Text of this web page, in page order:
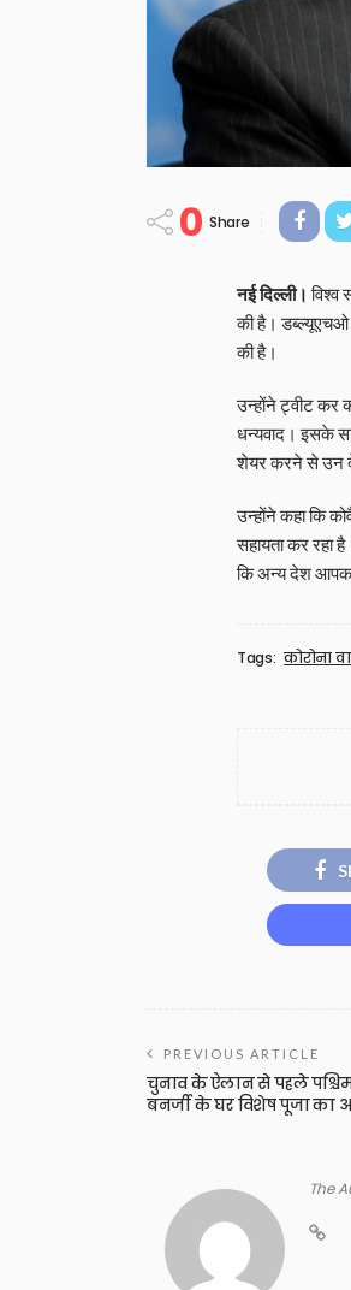
0 Share
नई दिल्ली। विश्व
की है। डब्ल्यूएचओ
की है।
उन्होंने ट्वीट कर
धन्यवाद। इसके
शेयर करने से उन
उन्होंने कहा कि
सहायता कर रहा
कि अन्य देश
Tags: कोरोना
PREVIOUS ARTICLE
चुनाव के ऐलान से पहले
बनर्जी के घर विशेष पूजा का
The